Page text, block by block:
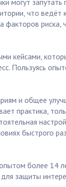
могут запутать
что
факторов
кейсами,
Пользуясь
и общее
практика,
быстрого
более 14
защиты